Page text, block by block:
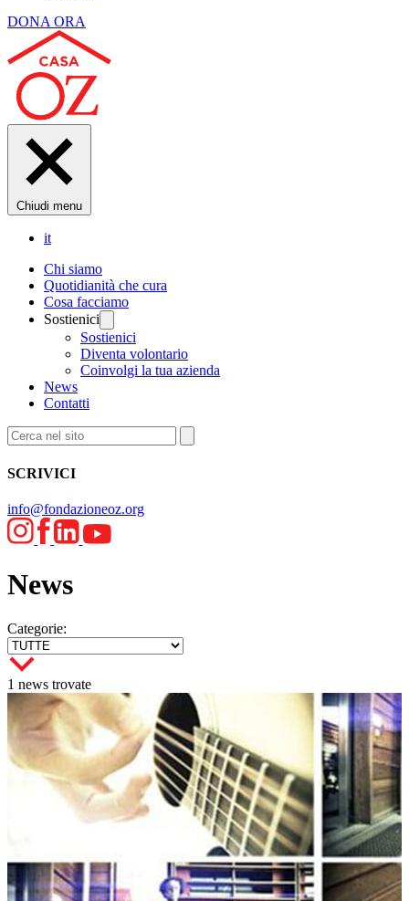
DONA ORA
Chiudi menu
it
Chi siamo
Quotidianità che cura
Cosa facciamo
Sostienici
Sostienici
Diventa volontario
Coinvolgi la tua azienda
News
Contatti
SCRIVICI
info@fondazioneoz.org
News
Categorie:
1 news trovate